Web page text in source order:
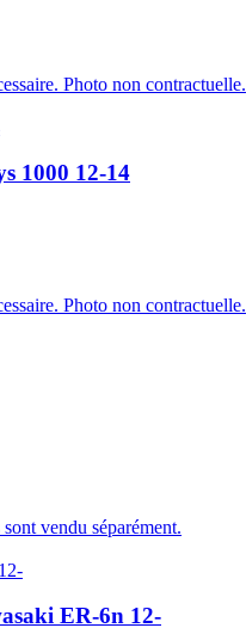
Photo non contractuelle.
1000 12-14
Photo non contractuelle.
vendu séparément.
ER-6n 12-